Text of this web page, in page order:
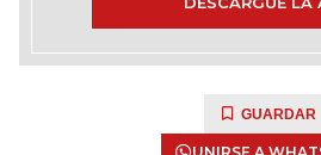
GUARDAR